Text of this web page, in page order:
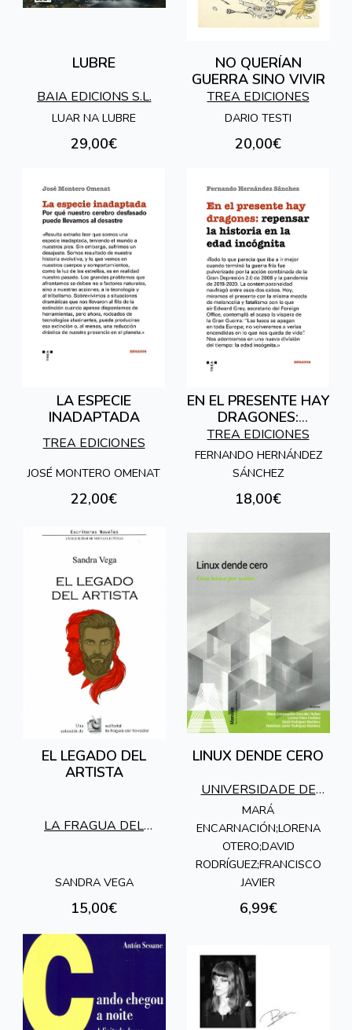
LUBRE
BAIA EDICIONS S.L.
LUAR NA LUBRE
29,00€
NO QUERÍAN
GUERRA SINO VIVIR
TREA EDICIONES
DARIO TESTI
20,00€
LA ESPECIE
INADAPTADA
TREA EDICIONES
JOSÉ MONTERO OMENAT
22,00€
EN EL PRESENTE HAY
DRAGONES:
REPENSAR LA
HISTORIA EN LA
EDAD INCÓGNITA
TREA EDICIONES
FERNANDO HERNÁNDEZ
SÁNCHEZ
18,00€
EL LEGADO DEL
ARTISTA
LA FRAGUA DEL
SANDRA VEGA
15,00€
LINUX DENDE CERO
UNIVERSIDADE DE
VIGO
MARÁ
ENCARNACIÓN;LORENA
OTERO;DAVID
RODRÍGUEZ;FRANCISCO
JAVIER
6,99€